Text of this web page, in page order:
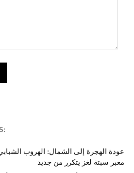
عودة الهجرة إلى الشمال: الهروب
معبر سبتة لغز يتكرر من جديد